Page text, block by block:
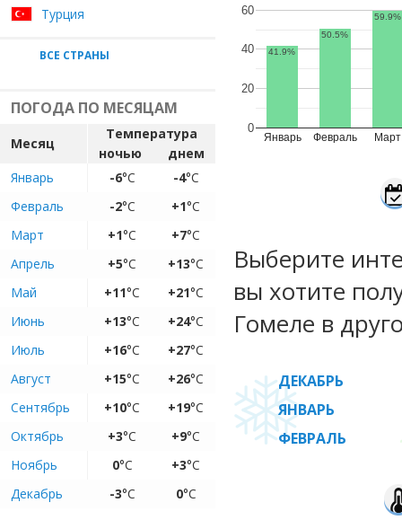
Турция
ВСЕ СТРАНЫ
ПОГОДА ПО МЕСЯЦАМ
Месяц
Температура
ночью
днем
Январь
-6°C -4°C
Февраль
-2°C +1°C
Март
+1°C +7°C
Апрель
+5°C +13°C
Май
+11°C +21°C
Июнь
+13°C +24°C
Июль
+16°C +27°C
Август
+15°C +26°C
Сентябрь
+10°C +19°C
Октябрь
+3°C +9°C
Ноябрь
0°C +3°C
Декабрь
-3°C 0°C
Январь Февраль Март
0
20
40
60
41.9%
50.5%
59.9%
Выберите
вы хотите
Гомеле в
ДЕКАБРЬ
ЯНВАРЬ
ФЕВРАЛЬ